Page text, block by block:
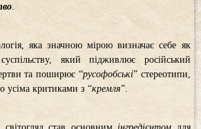
яка значною мірою визначає себе як
який підживлює російський
та поширює “русофобські” стереотипи,
усіма критиками з “кремля”.